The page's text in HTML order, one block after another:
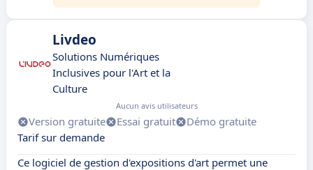
Livdeo
Solutions Numériques
Inclusives pour l'Art et la
Culture
Aucun avis utilisateurs
Version gratuite Essai gratuit
Démo gratuite
Tarif sur demande
Ce logiciel de gestion d'expositions d'art permet une